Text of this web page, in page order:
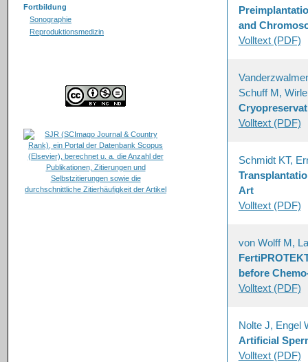
Fortbildung
Sonographie
Reproduktionsmedizin
and
Volltext (PDF)
Schuff M,
Volltext (PDF)
Schmidt KT,
Art
Volltext (PDF)
von Wolff M,
before
Volltext (PDF)
Nolte J, Engel
Artificial
Volltext (PDF)